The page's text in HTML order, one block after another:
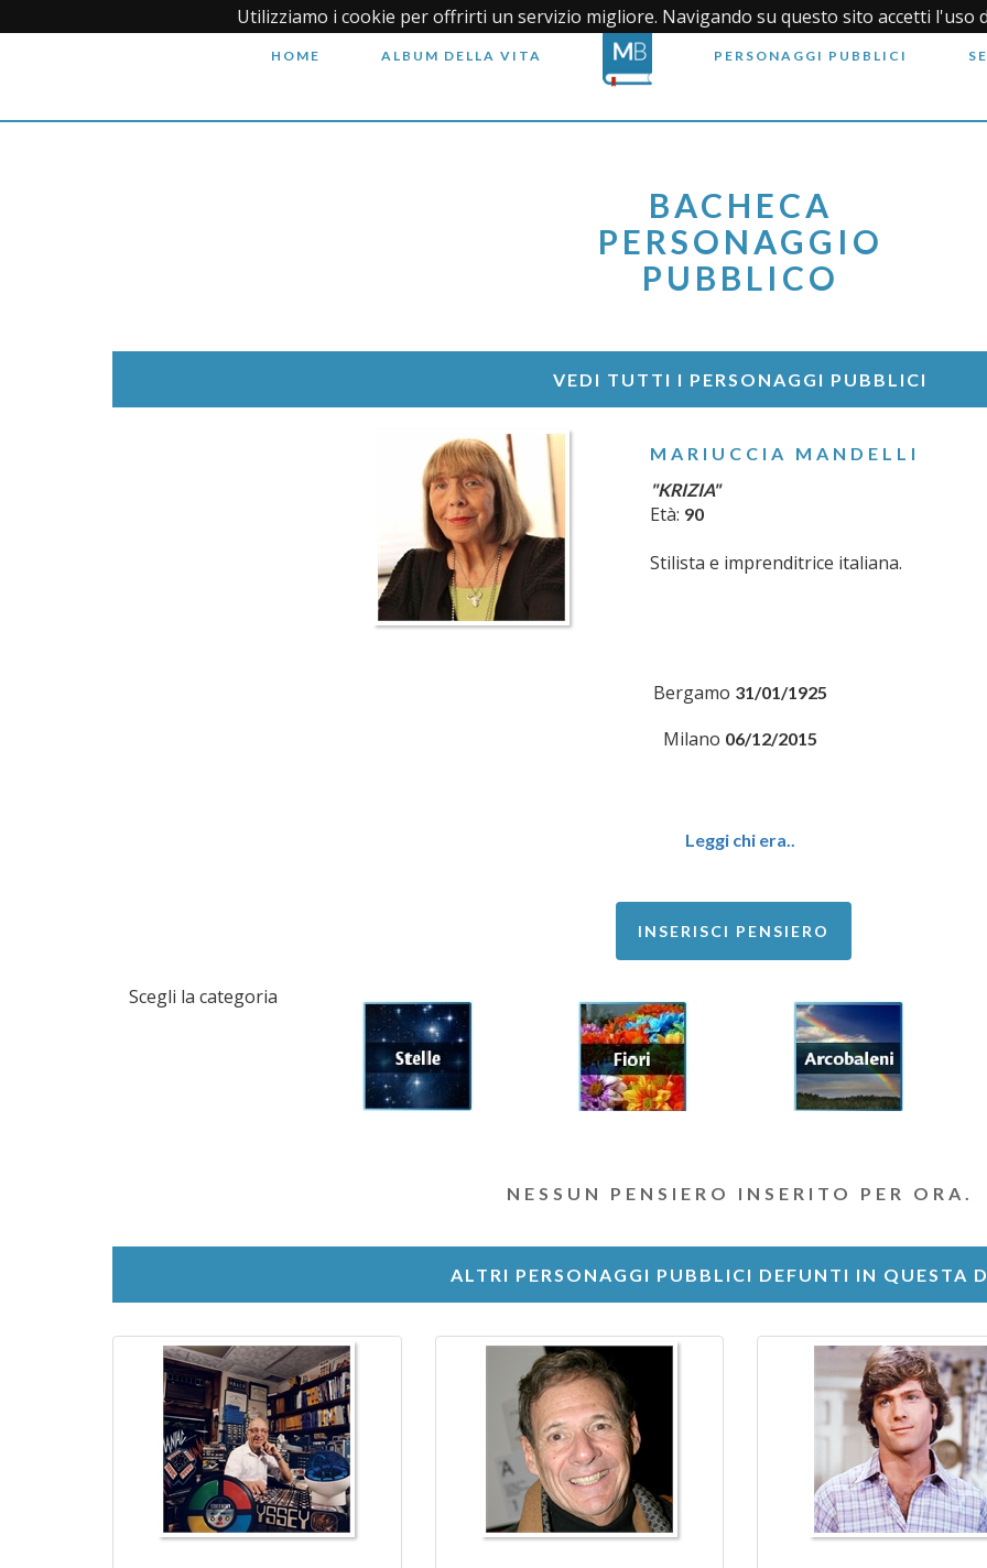
Utilizziamo i cookie per offrirti un servizio migliore. Navigando su questo sito accetti l'uso
HOME ALBUM DELLA VITA PERSONAGGI PUBBLICI
BACHECA
PERSONAGGIO
PUBBLICO
VEDI TUTTI I PERSONAGGI PUBBLICI
MARIUCCIA MANDELLI
"KRIZIA"
Età: 90
Stilista e imprenditrice italiana.
Bergamo 31/01/1925
Milano 06/12/2015
Leggi chi era..
INSERISCI PENSIERO
Scegli la categoria
NESSUN PENSIERO INSERITO PER ORA.
ALTRI PERSONAGGI PUBBLICI DEFUNTI IN QUESTA